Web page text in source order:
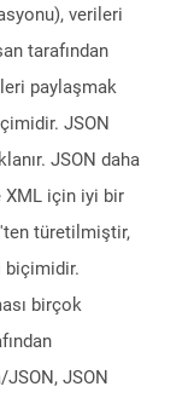
verileri
tarafından
paylaşmak
JSON
JSON daha
XML için iyi bir
türetilmiştir,
biçimidir.
birçok
JSON